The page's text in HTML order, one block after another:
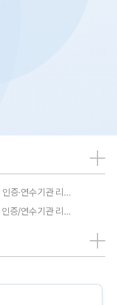
2026년 한국정보통신진흥협회 ISO 인증·연수기관 리플렛
2025년 한국정보통신진흥협회 ISO 인증/연수기관 리플렛